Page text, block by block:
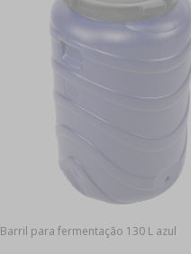
Barril para fermentação 130 L azul